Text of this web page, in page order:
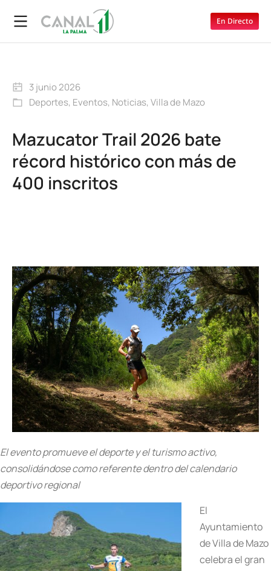
En Directo
3 junio 2026
Deportes, Eventos, Noticias, Villa de Mazo
Mazucator Trail 2026 bate
récord histórico con más de
400 inscritos
El evento promueve el deporte y el turismo activo,
consolidándose como referente dentro del calendario
deportivo regional
El
Ayuntamiento
de Villa de Mazo
celebra el gran